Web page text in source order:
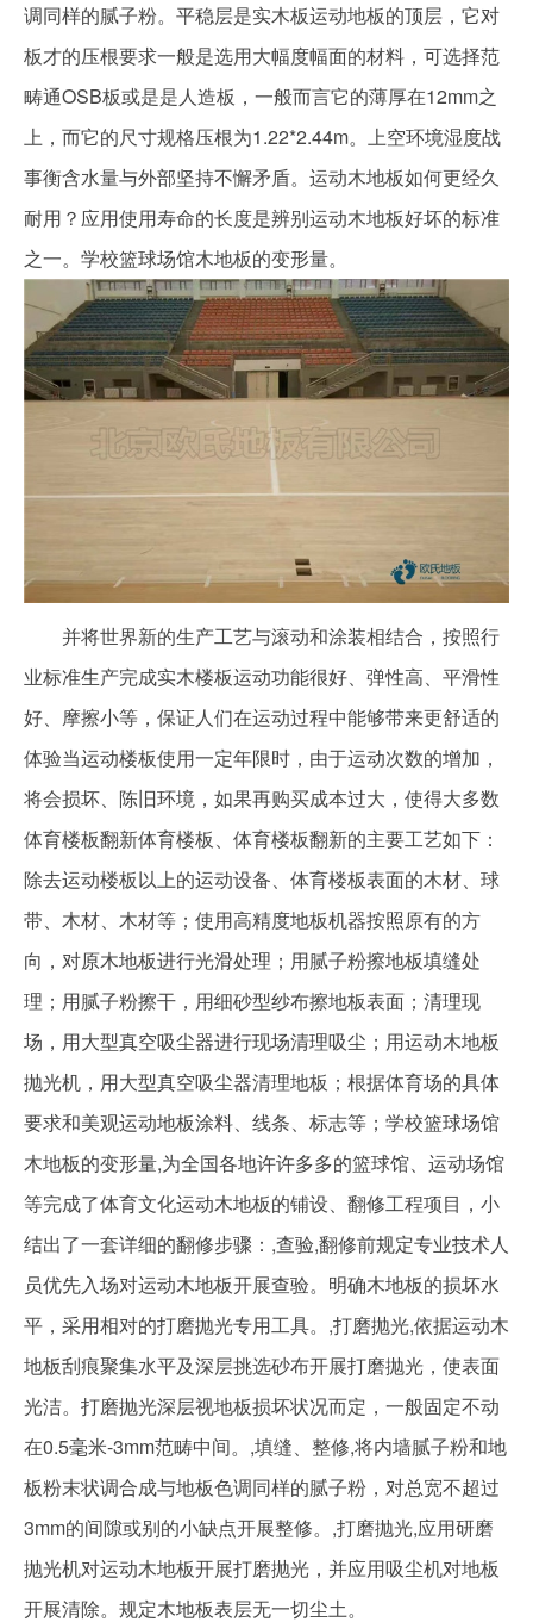
调同样的腻子粉。平稳层是实木板运动地板的顶层，它对
板才的压根要求一般是选用大幅度幅面的材料，可选择范
畴通OSB板或是是人造板，一般而言它的薄厚在12mm之
上，而它的尺寸规格压根为1.22*2.44m。上空环境湿度战
事衡含水量与外部坚持不懈矛盾。运动木地板如何更经久
耐用？应用使用寿命的长度是辨别运动木地板好坏的标准
之一。学校篮球场馆木地板的变形量。
并将世界新的生产工艺与滚动和涂装相结合，按照行
业标准生产完成实木楼板运动功能很好、弹性高、平滑性
好、摩擦小等，保证人们在运动过程中能够带来更舒适的
体验当运动楼板使用一定年限时，由于运动次数的增加，
将会损坏、陈旧环境，如果再购买成本过大，使得大多数
体育楼板翻新体育楼板、体育楼板翻新的主要工艺如下：
除去运动楼板以上的运动设备、体育楼板表面的木材、球
带、木材、木材等；使用高精度地板机器按照原有的方
向，对原木地板进行光滑处理；用腻子粉擦地板填缝处
理；用腻子粉擦干，用细砂型纱布擦地板表面；清理现
场，用大型真空吸尘器进行现场清理吸尘；用运动木地板
抛光机，用大型真空吸尘器清理地板；根据体育场的具体
要求和美观运动地板涂料、线条、标志等；学校篮球场馆
木地板的变形量,为全国各地许许多多的篮球馆、运动场馆
等完成了体育文化运动木地板的铺设、翻修工程项目，小
结出了一套详细的翻修步骤：,查验,翻修前规定专业技术人
员优先入场对运动木地板开展查验。明确木地板的损坏水
平，采用相对的打磨抛光专用工具。,打磨抛光,依据运动木
地板刮痕聚集水平及深层挑选砂布开展打磨抛光，使表面
光洁。打磨抛光深层视地板损坏状况而定，一般固定不动
在0.5毫米-3mm范畴中间。,填缝、整修,将内墙腻子粉和地
板粉末状调合成与地板色调同样的腻子粉，对总宽不超过
3mm的间隙或别的小缺点开展整修。,打磨抛光,应用研磨
抛光机对运动木地板开展打磨抛光，并应用吸尘机对地板
开展清除。规定木地板表层无一切尘土。